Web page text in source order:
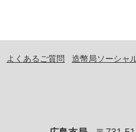
よくあるご質問 造幣局ソーシャ